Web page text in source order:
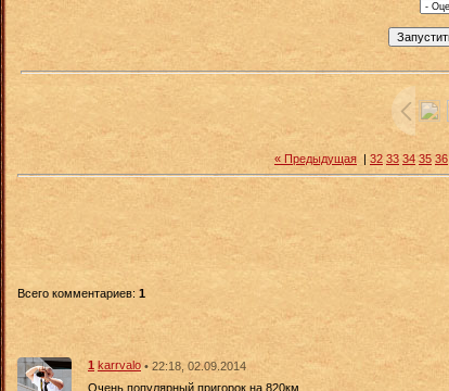
« Предыдущая | 32 33 34 35 36
Всего комментариев: 1
1 karrvalo • 22:18, 02.09.2014
Очень,популярный пригорок на 820км.